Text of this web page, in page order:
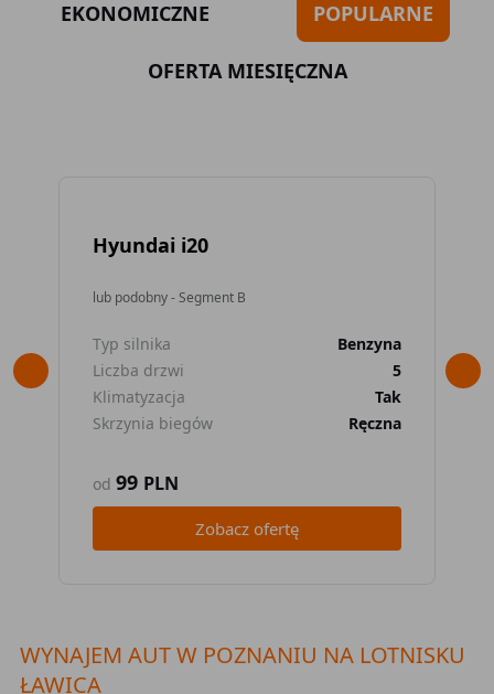
EKONOMICZNE POPULARNE
OFERTA MIESIĘCZNA
Hyundai i20
lub podobny - Segment B
Typ silnika
Benzyna
Liczba drzwi
5
Klimatyzacja
Tak
Skrzynia biegów
Ręczna
od 99 PLN
Zobacz ofertę
WYNAJEM AUT W POZNANIU NA LOTNISKU
ŁAWICA